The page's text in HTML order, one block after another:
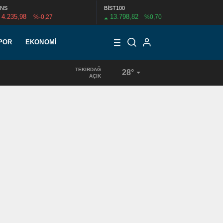
4.235,98 %-0,27
BİST100
13.798,82 %0,70
EKONOMI
TEKIRDAĞ
AÇIK
28°